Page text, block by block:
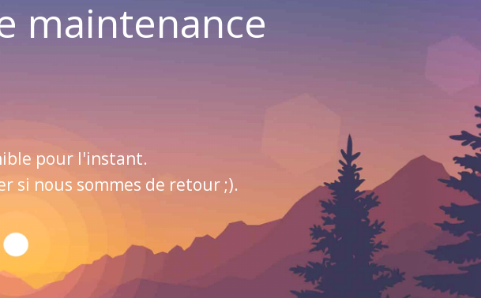
maintenance
pour l'instant.
si nous sommes de retour ;).